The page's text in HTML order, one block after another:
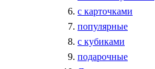
с карточками
популярные
с кубиками
подарочные